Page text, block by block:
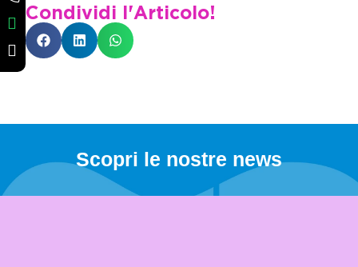
Condividi l'Articolo!
Scopri le nostre news